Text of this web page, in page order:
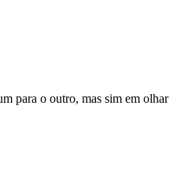
para o outro, mas sim em olhar